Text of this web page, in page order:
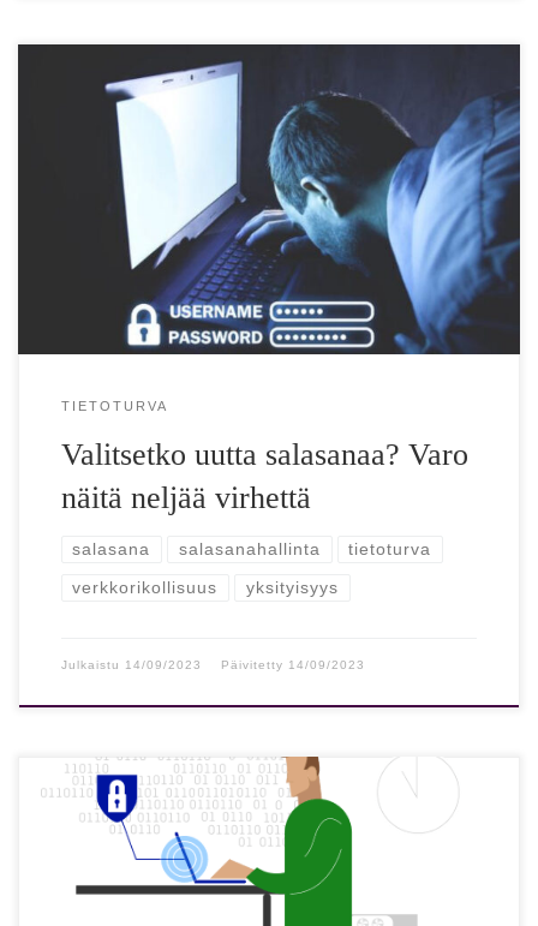
”Salasana” ei ole hyvä salasana, vaikka siihen lisäisi
miukumaukun tai numeron. Myös kirjainten sekamelska voi
kuitenkin olla salasanana huono, jos […]
TIETOTURVA
Valitsetko uutta salasanaa? Varo
näitä neljää virhettä
salasana salasanahallinta tietoturva
verkkorikollisuus yksityisyys
Julkaistu 14/09/2023 Päivitetty 14/09/2023
5 nopeaa ja ilmaista tapaa tehostaa suojaasi verkossa
Turvallisuutesi lisääminen verkossa voi olla myös ilmaista